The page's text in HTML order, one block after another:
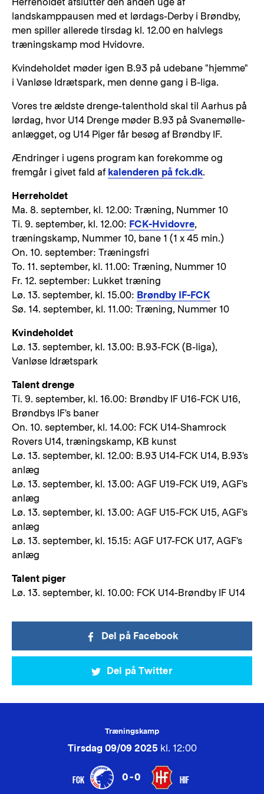
landskamppausen med et lørdags-Derby i Brøndby,
men spiller allerede tirsdag kl. 12.00 en halvlegs
træningskamp mod Hvidovre.
Kvindeholdet møder igen B.93 på udebane "hjemme"
i Vanløse Idrætspark, men denne gang i B-liga.
Vores tre ældste drenge-talenthold skal til Aarhus på
lørdag, hvor U14 Drenge møder B.93 på Svanemølle-
anlægget, og U14 Piger får besøg af Brøndby IF.
Ændringer i ugens program kan forekomme og
fremgår i givet fald af kalenderen på fck.dk.
Herreholdet
Ma. 8. september, kl. 12.00: Træning, Nummer 10
Ti. 9. september, kl. 12.00: FCK-Hvidovre,
træningskamp, Nummer 10, bane 1 (1 x 45 min.)
On. 10. september: Træningsfri
To. 11. september, kl. 11.00: Træning, Nummer 10
Fr. 12. september: Lukket træning
Lø. 13. september, kl. 15.00: Brøndby IF-FCK
Sø. 14. september, kl. 11.00: Træning, Nummer 10
Kvindeholdet
Lø. 13. september, kl. 13.00: B.93-FCK (B-liga),
Vanløse Idrætspark
Talent drenge
Ti. 9. september, kl. 16.00: Brøndby IF U16-FCK U16,
Brøndbys IF's baner
On. 10. september, kl. 14.00: FCK U14-Shamrock
Rovers U14, træningskamp, KB kunst
Lø. 13. september, kl. 12.00: B.93 U14-FCK U14, B.93's
anlæg
Lø. 13. september, kl. 13.00: AGF U19-FCK U19, AGF's
anlæg
Lø. 13. september, kl. 13.00: AGF U15-FCK U15, AGF's
anlæg
Lø. 13. september, kl. 15.15: AGF U17-FCK U17, AGF's
anlæg
Talent piger
Lø. 13. september, kl. 10.00: FCK U14-Brøndby IF U14
Del på Facebook
Del på Twitter
Træningskamp
Tirsdag 09/09 2025kl. 12:00
FCK 0-0 HIF